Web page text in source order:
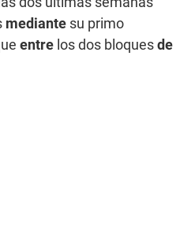
mediante su primo
entre los dos bloques de